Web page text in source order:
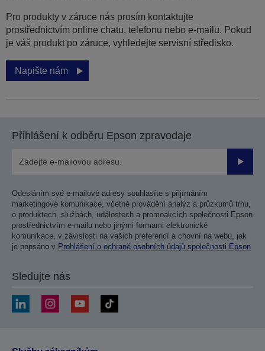
Pro produkty v záruce nás prosím kontaktujte
prostřednictvím online chatu, telefonu nebo e-mailu. Pokud
je váš produkt po záruce, vyhledejte servisní středisko.
Napište nám
Přihlášení k odběru Epson zpravodaje
Odesláním své e-mailové adresy souhlasíte s přijímáním
marketingové komunikace, včetně provádění analýz a průzkumů trhu,
o produktech, službách, událostech a promoakcích společnosti Epson
prostřednictvím e-mailu nebo jinými formami elektronické
komunikace, v závislosti na vašich preferencí a chovní na webu, jak
je popsáno v Prohlášení o ochraně osobních údajů společnosti Epson
Sledujte nás